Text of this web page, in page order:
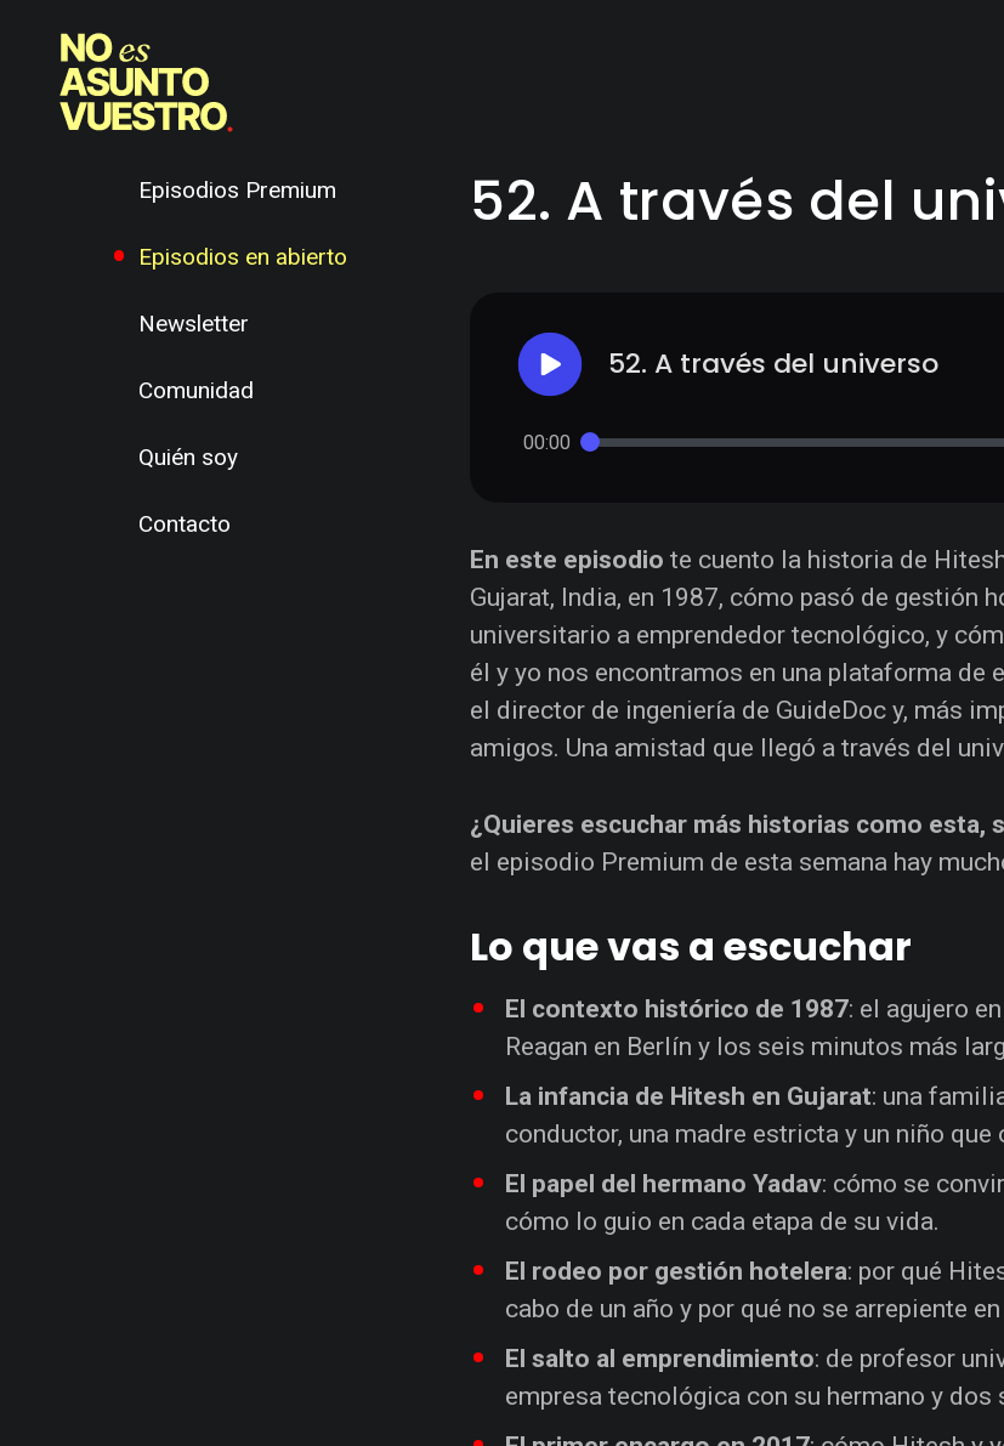
Episodios Premium
Episodios en abierto
Newsletter
Comunidad
Quién soy
Contacto
52. A través del
52. A través del universo
00:00
En este episodio te cuento la historia de
Gujarat, India, en 1987, cómo pasó de gestión
universitario a emprendedor tecnológico, y
él y yo nos encontramos en una plataforma de
el director de ingeniería de GuideDoc y, más
amigos. Una amistad que llegó a través del
¿Quieres escuchar más historias como
el episodio Premium de esta semana hay
Lo que vas a escuchar
El contexto histórico de 1987: el agujero
Reagan en Berlín y los seis minutos más
La infancia de Hitesh en Gujarat: una
conductor, una madre estricta y un niño
El papel del hermano Yadav: cómo se
cómo lo guio en cada etapa de su vida.
El rodeo por gestión hotelera: por qué
cabo de un año y por qué no se arrepiente
El salto al emprendimiento: de profesor
empresa tecnológica con su hermano y dos